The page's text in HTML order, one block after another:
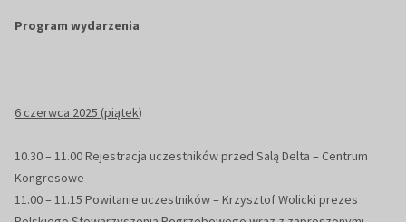
Program wydarzenia
6 czerwca 2025 (piątek)
10.30– 11.00 Rejestracja uczestników przed Salą Delta – Centrum
Kongresowe
11.00– 11.15 Powitanie uczestników – Krzysztof Wolicki prezes